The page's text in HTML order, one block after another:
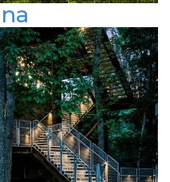
um passo
SUSTENTABILIDADE